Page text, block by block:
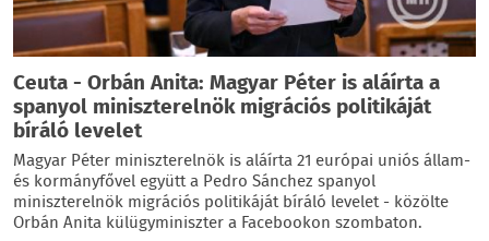
Ceuta - Orbán Anita: Magyar Péter is aláírta a
spanyol miniszterelnök migrációs politikáját
bíráló levelet
Magyar Péter miniszterelnök is aláírta 21 európai uniós állam-
és kormányfővel együtt a Pedro Sánchez spanyol
miniszterelnök migrációs politikáját bíráló levelet - közölte
Orbán Anita külügyminiszter a Facebookon szombaton.